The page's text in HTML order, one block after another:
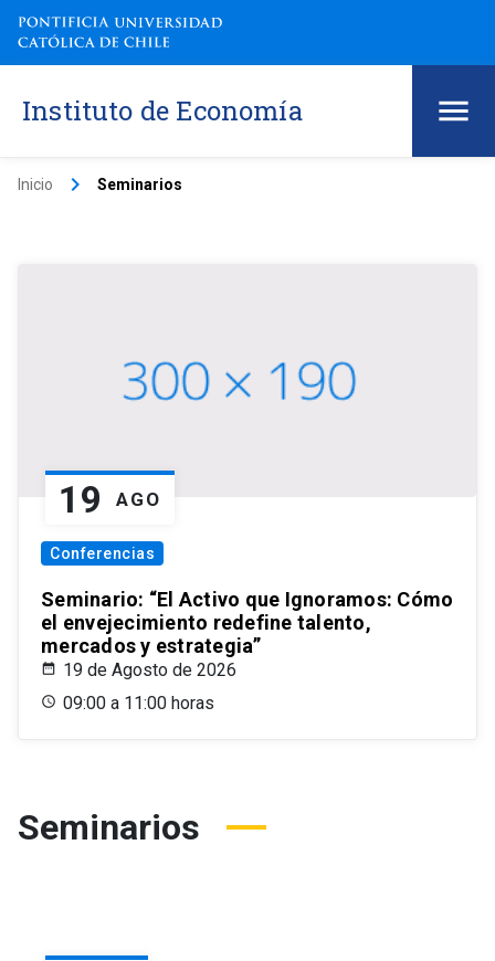
Instituto de Economía
Inicio keyboard_arrow_right Seminarios
19 AGO
Conferencias
Seminario: “El Activo que Ignoramos: Cómo
el envejecimiento redefine talento,
mercados y estrategia”
19 de Agosto de 2026
09:00 a 11:00 horas
Seminarios